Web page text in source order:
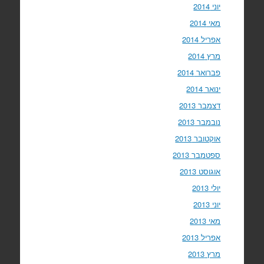
יוני 2014
מאי 2014
אפריל 2014
מרץ 2014
פברואר 2014
ינואר 2014
דצמבר 2013
נובמבר 2013
אוקטובר 2013
ספטמבר 2013
אוגוסט 2013
יולי 2013
יוני 2013
מאי 2013
אפריל 2013
מרץ 2013